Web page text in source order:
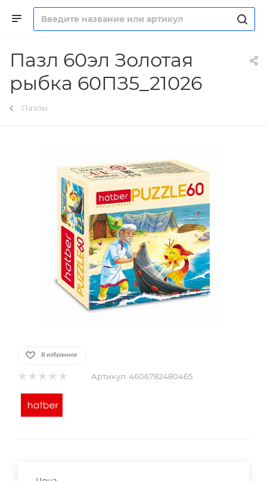
Пазл 60эл Золотая
рыбка 60ПЗ5_21026
Пазлы
В избранное
Артикул: 4606782480465